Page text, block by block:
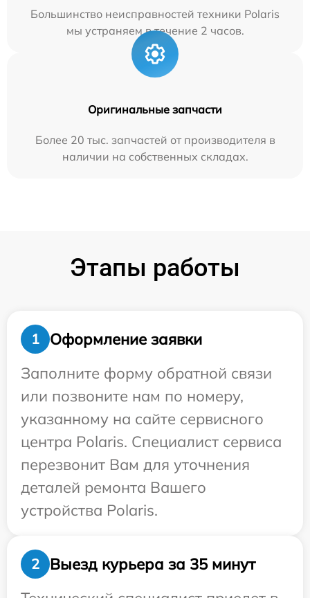
Большинство неисправностей техники Polaris
мы устраняем в течение 2 часов.
Оригинальные запчасти
Более 20 тыс. запчастей от производителя в
наличии на собственных складах.
Этапы работы
1
Оформление заявки
Заполните форму обратной связи
или позвоните нам по номеру,
указанному на сайте сервисного
центра Polaris. Специалист сервиса
перезвонит Вам для уточнения
деталей ремонта Вашего
устройства Polaris.
2
Выезд курьера за 35 минут